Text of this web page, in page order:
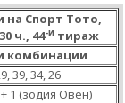
на Спорт Тото,
ч., 44-и тираж
комбинации
39, 34, 26
+ 1 (зодия Овен)